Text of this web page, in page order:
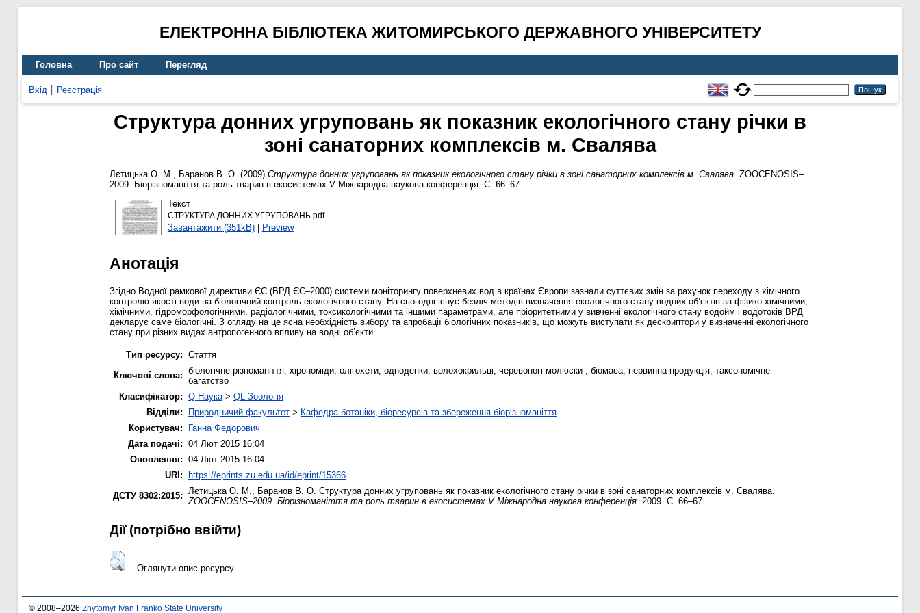
ЕЛЕКТРОННА БІБЛІОТЕКА ЖИТОМИРСЬКОГО ДЕРЖАВНОГО УНІВЕРСИТЕТУ
Головна Про сайт Перегляд
Вхід Реєстрація
Структура донних угруповань як показник екологічного стану річки в
зоні санаторних комплексів м. Свалява
Лєтицька О. М., Баранов В. О. (2009) Структура донних угруповань як показник екологічного стану річки в зоні санаторних комплексів м. Свалява. ZOOCENOSIS–
2009. Біорізноманіття та роль тварин в екосистемах V Міжнародна наукова конференція. С. 66–67.
Текст
СТРУКТУРА ДОННИХ УГРУПОВАНЬ.pdf
Завантажити (351kB)| Preview
Анотація
Згідно Водної рамкової директиви ЄС (ВРД ЄС–2000) системи моніторингу поверхневих вод в країнах Європи зазнали суттєвих змін за рахунок переходу з хімічного
контролю якості води на біологічний контроль екологічного стану. На сьогодні існує безліч методів визначення екологічного стану водних об’єктів за фізико-хімічними,
хімічними, гідроморфологічними, радіологічними, токсикологічними та іншими параметрами, але пріоритетними у вивченні екологічного стану водойм і водотоків ВРД
декларує саме біологічні. З огляду на це ясна необхідність вибору та апробації біологічних показників, що можуть виступати як дескриптори у визначенні екологічного
стану при різних видах антропогенного впливу на водні об’єкти.
Тип ресурсу: Стаття
Ключові слова: біологічне різноманіття, хірономіди, олігохети, одноденки, волохокрильці, черевоногі молюски , біомаса, первинна продукція, таксономічне
багатство
Класифікатор: Q Наука > QL Зоологія
Відділи:
Природничий факультет > Кафедра ботаніки, біоресурсів та збереження біорізноманіття
Користувач:
Ганна Федорович
Дата подачі: 04 Лют 2015 16:04
Оновлення: 04 Лют 2015 16:04
URI: https://eprints.zu.edu.ua/id/eprint/15366
ДСТУ 8302:2015:
Лєтицька О. М. Баранов В. О. Структура донних угруповань як показник екологічного стану річки в зоні санаторних комплексів м. Свалява.
ZOOCENOSIS–2009. Біорізноманіття та роль тварин в екосистемах V Міжнародна наукова конференція . 2009. С. 66–67.
Дії ​​(потрібно ввійти)
Оглянути опис ресурсу
© 2008–2026 Zhytomyr Ivan Franko State University